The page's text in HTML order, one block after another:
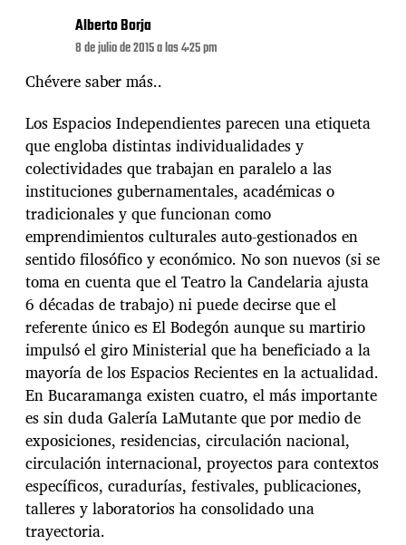
Alberto Borja
8 de julio de 2015 a las 4:25 pm
Chévere saber más..
Los Espacios Independientes parecen una etiqueta
que engloba distintas individualidades y
colectividades que trabajan en paralelo a las
instituciones gubernamentales, académicas o
tradicionales y que funcionan como
emprendimientos culturales auto-gestionados en
sentido filosófico y económico. No son nuevos (si se
toma en cuenta que el Teatro la Candelaria ajusta
6 décadas de trabajo) ni puede decirse que el
referente único es El Bodegón aunque su martirio
impulsó el giro Ministerial que ha beneficiado a la
mayoría de los Espacios Recientes en la actualidad.
En Bucaramanga existen cuatro, el más importante
es sin duda Galería LaMutante que por medio de
exposiciones, residencias, circulación nacional,
circulación internacional, proyectos para contextos
específicos, curadurías, festivales, publicaciones,
talleres y laboratorios ha consolidado una
trayectoria.